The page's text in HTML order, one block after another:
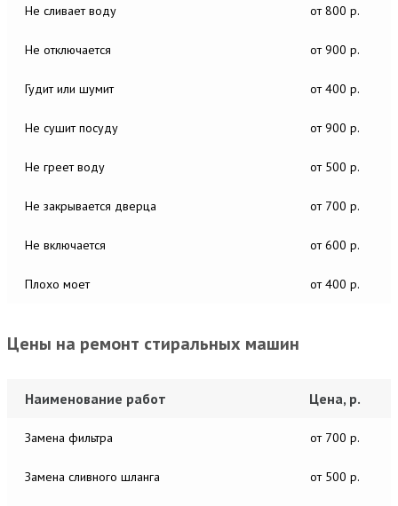
Не сливает воду от 800 р.
Не отключается от 900 р.
Гудит или шумит от 400 р.
Не сушит посуду от 900 р.
Не греет воду от 500 р.
Не закрывается дверца от 700 р.
Не включается от 600 р.
Плохо моет от 400 р.
Цены на ремонт стиральных машин
Наименование работ Цена, р.
Замена фильтра от 700 р.
Замена сливного шланга от 500 р.